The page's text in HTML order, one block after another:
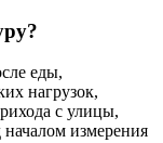
еды,
нагрузок,
с улицы,
измерения